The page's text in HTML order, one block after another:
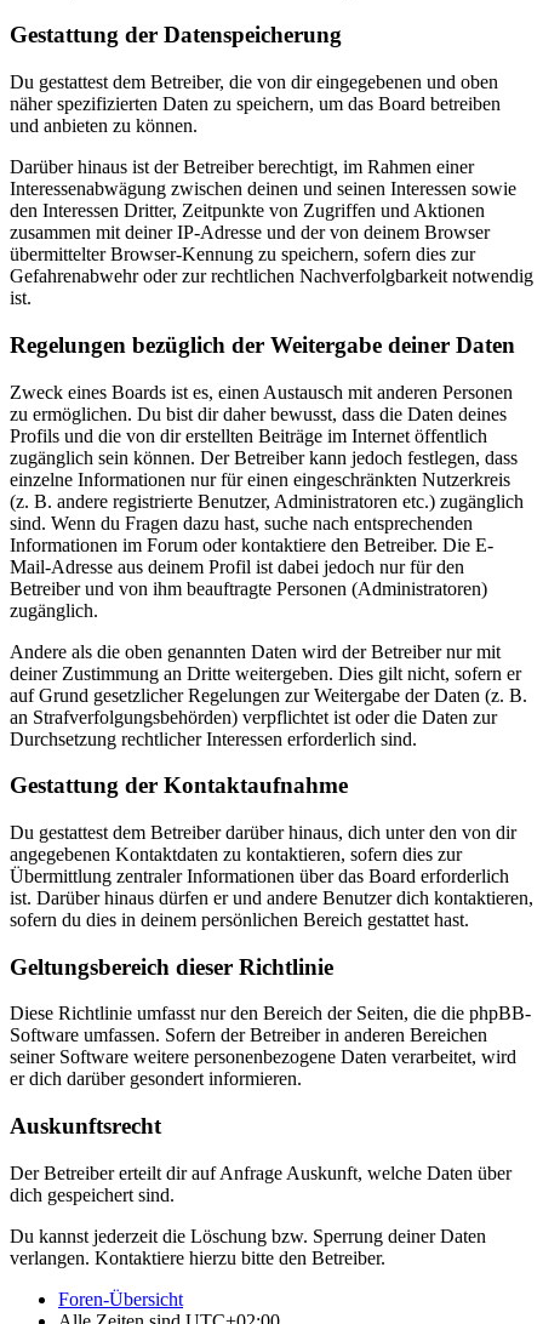
Gestattung der Datenspeicherung
Du gestattest dem Betreiber, die von dir eingegebenen und oben
näher spezifizierten Daten zu speichern, um das Board betreiben
und anbieten zu können.
Darüber hinaus ist der Betreiber berechtigt, im Rahmen einer
Interessenabwägung zwischen deinen und seinen Interessen sowie
den Interessen Dritter, Zeitpunkte von Zugriffen und Aktionen
zusammen mit deiner IP-Adresse und der von deinem Browser
übermittelter Browser-Kennung zu speichern, sofern dies zur
Gefahrenabwehr oder zur rechtlichen Nachverfolgbarkeit notwendig
ist.
Regelungen bezüglich der Weitergabe deiner Daten
Zweck eines Boards ist es, einen Austausch mit anderen Personen
zu ermöglichen. Du bist dir daher bewusst, dass die Daten deines
Profils und die von dir erstellten Beiträge im Internet öffentlich
zugänglich sein können. Der Betreiber kann jedoch festlegen, dass
einzelne Informationen nur für einen eingeschränkten Nutzerkreis
(z. B. andere registrierte Benutzer, Administratoren etc.) zugänglich
sind. Wenn du Fragen dazu hast, suche nach entsprechenden
Informationen im Forum oder kontaktiere den Betreiber. Die E-
Mail-Adresse aus deinem Profil ist dabei jedoch nur für den
Betreiber und von ihm beauftragte Personen (Administratoren)
zugänglich.
Andere als die oben genannten Daten wird der Betreiber nur mit
deiner Zustimmung an Dritte weitergeben. Dies gilt nicht, sofern er
auf Grund gesetzlicher Regelungen zur Weitergabe der Daten (z. B.
an Strafverfolgungsbehörden) verpflichtet ist oder die Daten zur
Durchsetzung rechtlicher Interessen erforderlich sind.
Gestattung der Kontaktaufnahme
Du gestattest dem Betreiber darüber hinaus, dich unter den von dir
angegebenen Kontaktdaten zu kontaktieren, sofern dies zur
Übermittlung zentraler Informationen über das Board erforderlich
ist. Darüber hinaus dürfen er und andere Benutzer dich kontaktieren,
sofern du dies in deinem persönlichen Bereich gestattet hast.
Geltungsbereich dieser Richtlinie
Diese Richtlinie umfasst nur den Bereich der Seiten, die die phpBB-
Software umfassen. Sofern der Betreiber in anderen Bereichen
seiner Software weitere personenbezogene Daten verarbeitet, wird
er dich darüber gesondert informieren.
Auskunftsrecht
Der Betreiber erteilt dir auf Anfrage Auskunft, welche Daten über
dich gespeichert sind.
Du kannst jederzeit die Löschung bzw. Sperrung deiner Daten
verlangen. Kontaktiere hierzu bitte den Betreiber.
Foren-Übersicht